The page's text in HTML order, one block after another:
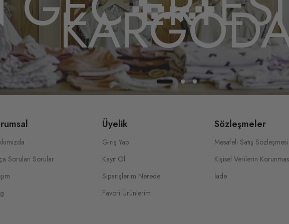
Sorulan Sorular
Üyelik
Giriş Yap
Kayıt Ol
Siparişlerim Nerede
Favori Ürünlerim
Sözleşmeler
Mesafeli Satış Sözleşmesi
Kişisel Verilerin
İade